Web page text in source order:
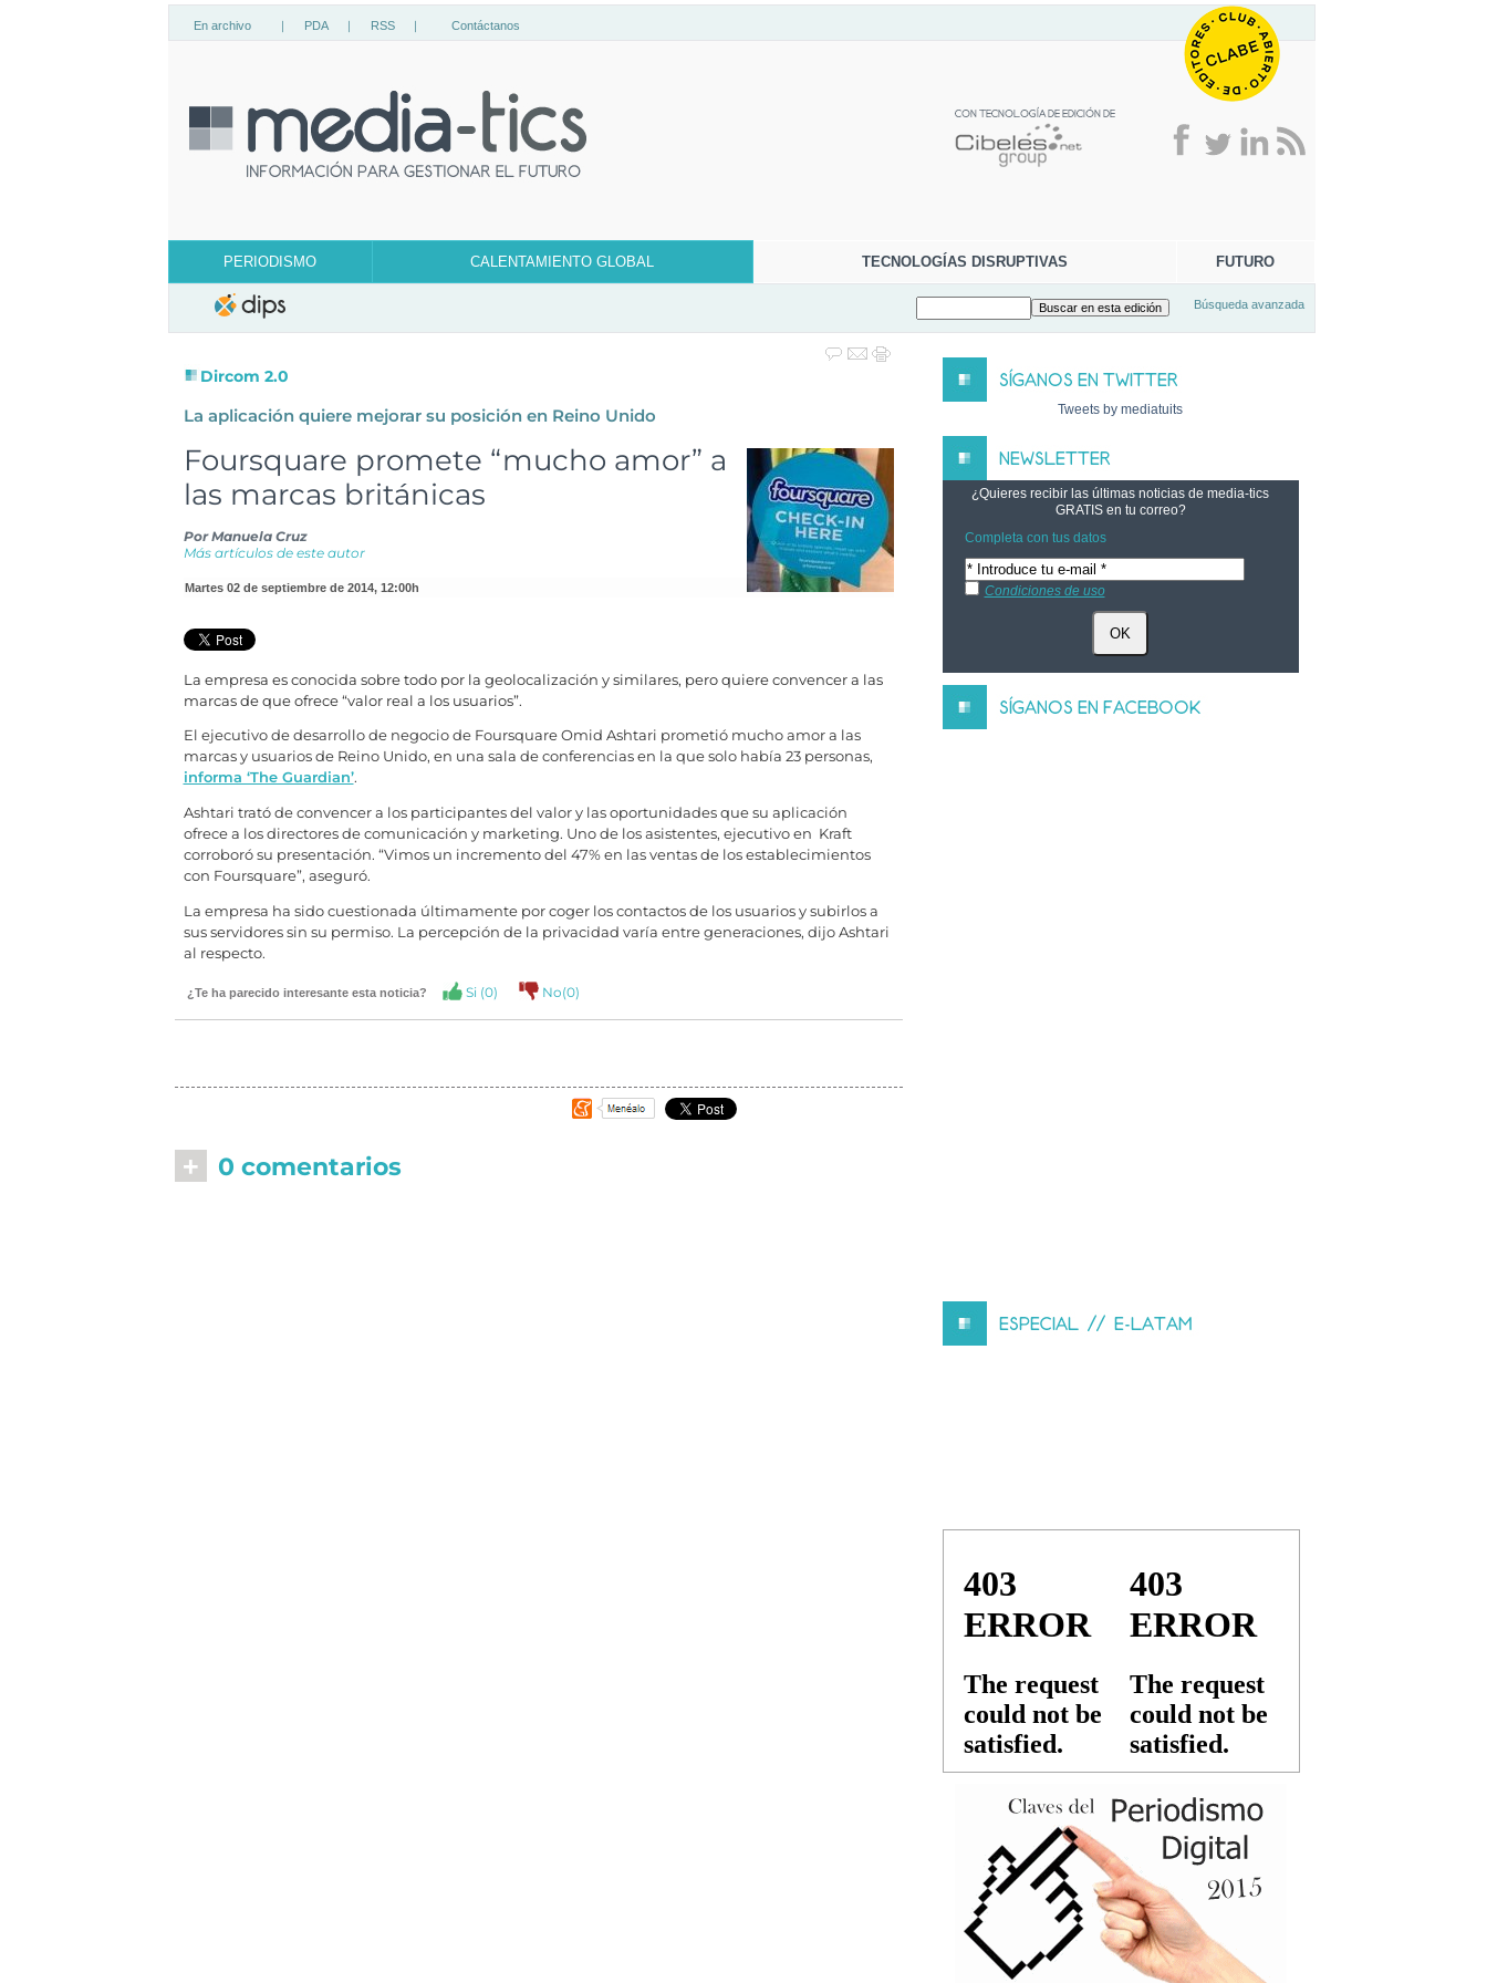
En archivo | PDA | RSS | Contáctanos
PERIODISMO CALENTAMIENTO GLOBAL TECNOLOGÍAS DISRUPTIVAS FUTURO
Búsqueda avanzada
Dircom 2.0
La aplicación quiere mejorar su posición en Reino Unido
Foursquare promete “mucho amor” a
las marcas británicas
PorManuela Cruz
Más artículos de este autor
martes 02 de septiembre de 2014, 12:00h
La empresa es conocida sobre todo por la geolocalización y similares, pero quiere convencer a las
marcas de que ofrece “valor real a los usuarios”.
El ejecutivo de desarrollo de negocio de Foursquare Omid Ashtari prometió mucho amor a las
marcas y usuarios de Reino Unido, en una sala de conferencias en la que solo había 23 personas,
informa ‘The Guardian’.
Ashtari trató de convencer a los participantes del valor y las oportunidades que su aplicación
ofrece a los directores de comunicación y marketing. Uno de los asistentes, ejecutivo en Kraft
corroboró su presentación. “Vimos un incremento del 47% en las ventas de los establecimientos
con Foursquare”, aseguró.
La empresa ha sido cuestionada últimamente por coger los contactos de los usuarios y subirlos a
sus servidores sin su permiso. La percepción de la privacidad varía entre generaciones, dijo Ashtari
al respecto.
¿Te ha parecido interesante esta noticia? Si (0) No(0)
+ 0 comentarios
Tweets by mediatuits
¿Quieres recibir las últimas noticias de media-tics
GRATISen tu correo?
Completa con tus datos
Condiciones de uso